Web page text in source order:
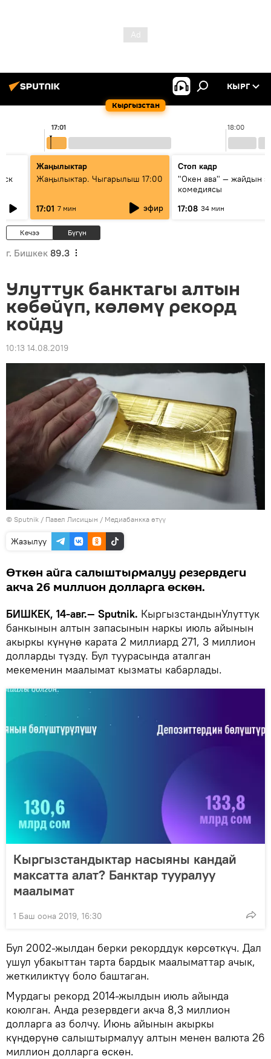
Кыргызстан
КЫРГ
18:00
17:01
Жаңылыктар
Жаңылыктар. Чыгарылыш 17:00
17:01 7 мин эфир
Стоп кадр
"Окен ава" — жайдын
комедиясы
17:08 34 мин
Кечээ Бүгүн
г. Бишкек 89.3
Улуттук банктагы алтын
көбөйүп, көлөмү рекорд
койду
10:13 14.08.2019
© Sputnik / Павел Лисицын / Медиабанкка өтүү
Жазылуу
Өткөн айга салыштырмалуу резервдеги
акча 26 миллион долларга өскөн.
БИШКЕК, 14-авг.— Sputnik. КыргызстандынУлуттук
банкынын алтын запасынын наркы июль айынын
акыркы күнүнө карата 2 миллиард 271, 3 миллион
долларды түздү. Бул туурасында аталган
мекеменин маалымат кызматы кабарлады.
Кыргызстандыктар насыяны кандай
максатта алат? Банктар тууралуу
маалымат
1 Баш оона 2019, 16:30
Бул 2002-жылдан берки рекорддук көрсөткүч. Дал
ушул убакыттан тарта бардык маалыматтар ачык,
жеткиликтүү боло баштаган.
Мурдагы рекорд 2014-жылдын июль айында
коюлган. Анда резервдеги акча 8,3 миллион
долларга аз болчу. Июнь айынын акыркы
күндөрүнө салыштырмалуу алтын менен валюта 26
миллион долларга өскөн.